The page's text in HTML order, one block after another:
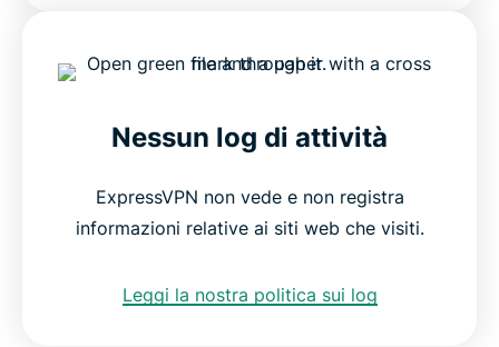
Nessun log di attività
ExpressVPN non vede e non registra
informazioni relative ai siti web che visiti.
Leggi la nostra politica sui log